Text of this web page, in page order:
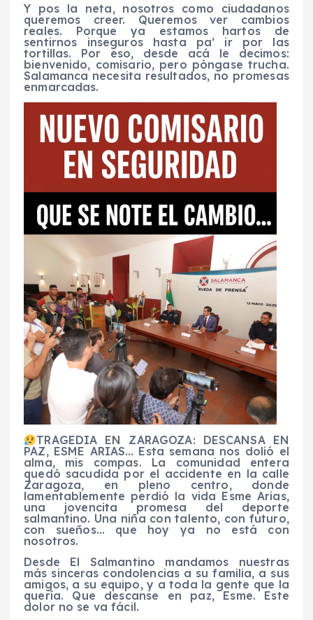
Y pos la neta, nosotros como ciudadanos
queremos creer. Queremos ver cambios
reales. Porque ya estamos hartos de
sentirnos inseguros hasta pa’ ir por las
tortillas. Por eso, desde acá le decimos:
bienvenido, comisario, pero póngase trucha.
Salamanca necesita resultados, no promesas
enmarcadas.
TRAGEDIA EN ZARAGOZA: DESCANSA EN
PAZ, ESME ARIAS… Esta semana nos dolió el
alma, mis compas. La comunidad entera
quedó sacudida por el accidente en la calle
Zaragoza, en pleno centro, donde
lamentablemente perdió la vida Esme Arias,
una jovencita promesa del deporte
salmantino. Una niña con talento, con futuro,
con sueños… que hoy ya no está con
nosotros.
Desde El Salmantino mandamos nuestras
más sinceras condolencias a su familia, a sus
amigos, a su equipo, y a toda la gente que la
quería. Que descanse en paz, Esme. Este
dolor no se va fácil.